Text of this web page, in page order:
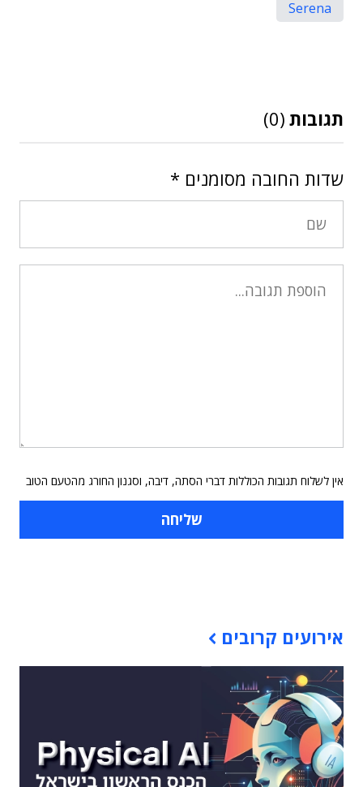
Serena
תגובות (0)
שדות החובה מסומנים *
אין לשלוח תגובות הכוללות דברי הסתה, דיבה, וסגנון החורג מהטעם הטוב
אירועים קרובים